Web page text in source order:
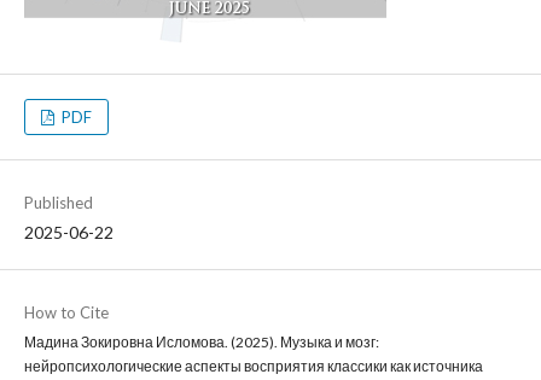
PDF
Published
2025-06-22
How to Cite
Мадина Зокировна Исломова. (2025). Музыка и мозг:
нейропсихологические аспекты восприятия классики как источника